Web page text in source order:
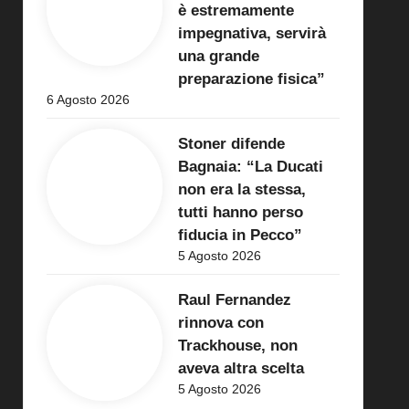
è estremamente
impegnativa, servirà
una grande
preparazione fisica”
6 Agosto 2026
Stoner difende
Bagnaia: “La Ducati
non era la stessa,
tutti hanno perso
fiducia in Pecco”
5 Agosto 2026
Raul Fernandez
rinnova con
Trackhouse, non
aveva altra scelta
5 Agosto 2026